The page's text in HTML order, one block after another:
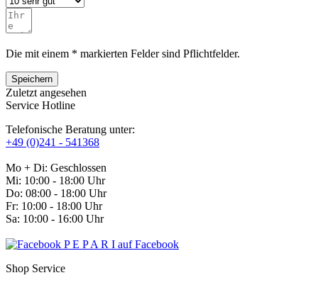
Die mit einem * markierten Felder sind Pflichtfelder.
Speichern
Zuletzt angesehen
Service Hotline
Telefonische Beratung unter:
+49 (0)241 - 541368
Mo + Di: Geschlossen
Mi: 10:00 - 18:00 Uhr
Do: 08:00 - 18:00 Uhr
Fr: 10:00 - 18:00 Uhr
Sa: 10:00 - 16:00 Uhr
P E P A R I auf Facebook
Shop Service